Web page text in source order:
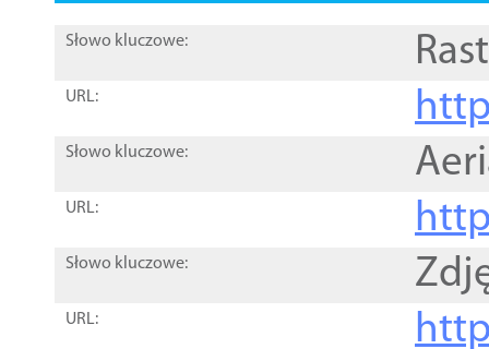
Słowo kluczowe:
URL:
Słowo kluczowe:
URL:
Słowo kluczowe:
URL: